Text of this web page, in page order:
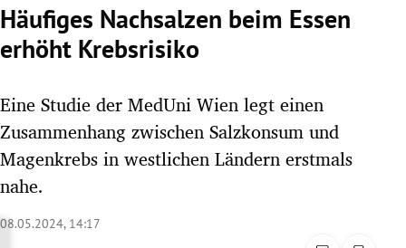
Untermenü
Untermenü
Untermenü
Häufiges Nachsalzen beim Essen
erhöht Krebsrisiko
Eine Studie der MedUni Wien legt einen
Zusammenhang zwischen Salzkonsum und
Magenkrebs in westlichen Ländern erstmals
nahe.
08.05.2024, 14:17